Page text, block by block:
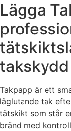
Lägga
takskydd
Takpapp är ett
låglutande tak
tätskikt som står
bränd med